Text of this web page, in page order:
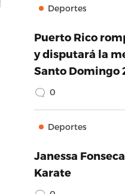
Deportes
Puerto Rico
y disputará la
Santo Domingo
0
Deportes
Janessa
Karate